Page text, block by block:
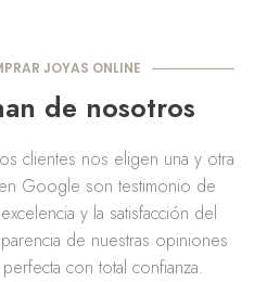
JOYAS ONLINE
de nosotros
clientes nos eligen una y otra
Google son testimonio de
y la satisfacción del
de nuestras opiniones
con total confianza.